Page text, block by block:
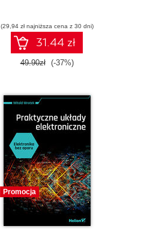
(29,94 zł najniższa cena z 30 dni)
31.44 zł
49.90zł (-37%)
Promocja